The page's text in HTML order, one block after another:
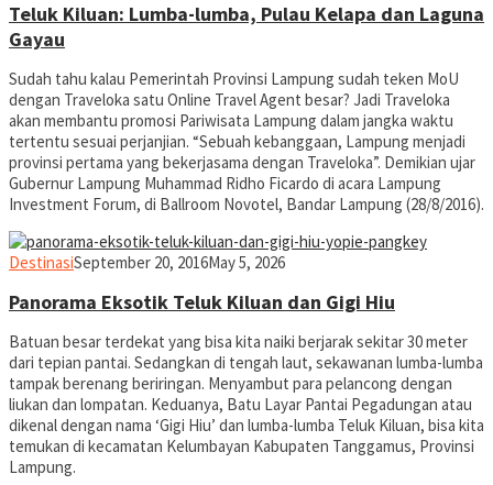
Teluk Kiluan: Lumba-lumba, Pulau Kelapa dan Laguna
Gayau
Sudah tahu kalau Pemerintah Provinsi Lampung sudah teken MoU
dengan Traveloka satu Online Travel Agent besar? Jadi Traveloka
akan membantu promosi Pariwisata Lampung dalam jangka waktu
tertentu sesuai perjanjian. “Sebuah kebanggaan, Lampung menjadi
provinsi pertama yang bekerjasama dengan Traveloka”. Demikian ujar
Gubernur Lampung Muhammad Ridho Ficardo di acara Lampung
Investment Forum, di Ballroom Novotel, Bandar Lampung (28/8/2016).
Destinasiyopiefranz
September 20, 2016May 5, 2026
Panorama Eksotik Teluk Kiluan dan Gigi Hiu
Batuan besar terdekat yang bisa kita naiki berjarak sekitar 30 meter
dari tepian pantai. Sedangkan di tengah laut, sekawanan lumba-lumba
tampak berenang beriringan. Menyambut para pelancong dengan
liukan dan lompatan. Keduanya, Batu Layar Pantai Pegadungan atau
dikenal dengan nama ‘Gigi Hiu’ dan lumba-lumba Teluk Kiluan, bisa kita
temukan di kecamatan Kelumbayan Kabupaten Tanggamus, Provinsi
Lampung.